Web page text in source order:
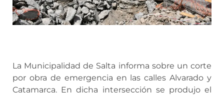
La Municipalidad de Salta informa sobre un corte
por obra de emergencia en las calles Alvarado y
Catamarca. En dicha intersección se produjo el